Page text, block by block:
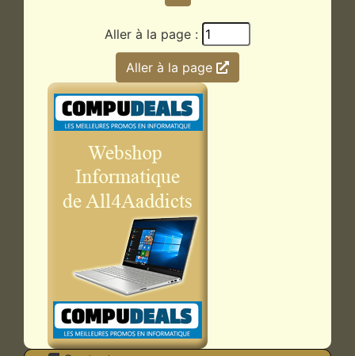
Aller à la page :
Aller à la page